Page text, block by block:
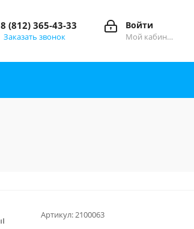
Войти
Мой кабинет
8 (812) 365-43-33
Заказать звонок
Артикул:2100063